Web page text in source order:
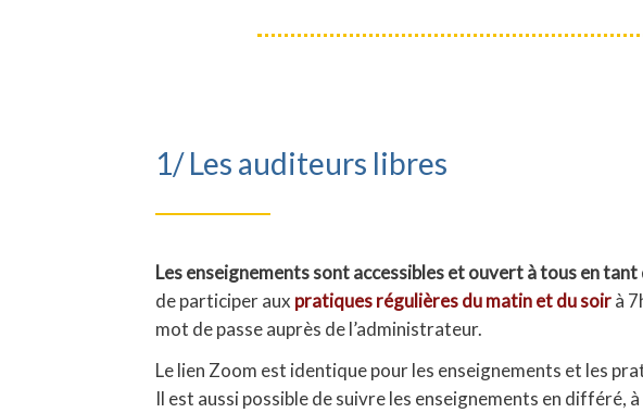
1/ Les auditeurs libres
Les enseignements sont accessibles et ouvert à tous en tant
de participer aux pratiques régulières du matin et du soirà
mot de passe auprès de l’administrateur.
Le lien Zoom est identique pour les enseignements et les
Il est aussi possible de suivre les enseignements en différé,